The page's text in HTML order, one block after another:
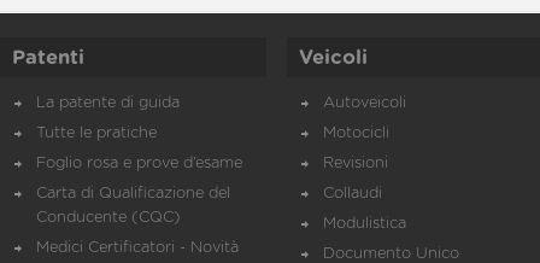
Patenti
La patente di guida
Tutte le pratiche
Foglio rosa e prove d’esame
Carta di Qualificazione del
Conducente (CQC)
Medici Certificatori - Novità
Veicoli
Autoveicoli
Motocicli
Revisioni
Collaudi
Modulistica
Documento Unico